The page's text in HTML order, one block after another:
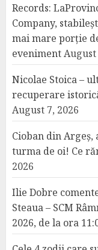
Records:
Company,
mai mare porție
evenimentAugust
Nicolae Stoica –
recuperare
August 7, 2026
Cioban din
turma de oi! Ce
2026
Ilie Dobre
Steaua – SCM
2026, de la ora